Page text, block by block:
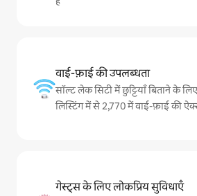
वाई-फ़ाई की उपलब्धता
सॉल्ट लेक सिटी में छुट्टियाँ बिताने के
लिस्टिंग में से 2,770 में वाई-फ़ाई की
गेस्ट्स के लिए लोकप्रिय सुविधाएँ